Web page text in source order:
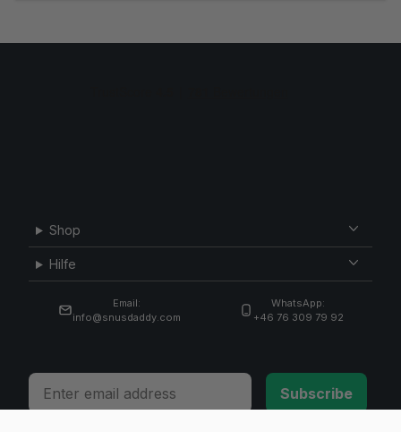
Shop
Hilfe
Email:
info@snusdaddy.com
WhatsApp:
+46 76 309 79 92
Email
Subscribe